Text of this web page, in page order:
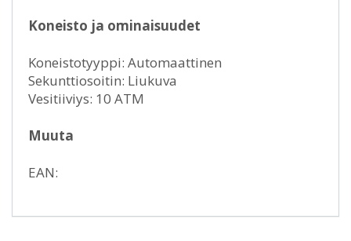
Koneisto ja ominaisuudet
Koneistotyyppi: Automaattinen
Sekunttiosoitin: Liukuva
Vesitiiviys: 10 ATM
Muuta
EAN: